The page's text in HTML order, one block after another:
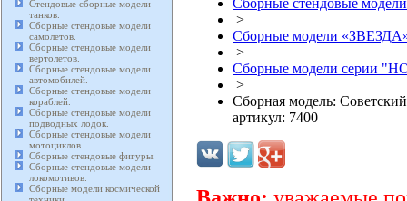
Стендовые сборные модели
танков.
Сборные стендовые модели
самолетов.
Сборные стендовые модели
вертолетов.
Сборные стендовые модели
автомобилей.
Сборные стендовые модели
кораблей.
Сборные стендовые модели
подводных лодок.
Сборные стендовые модели
мотоциклов.
Сборные стендовые фигуры.
Сборные стендовые модели
локомотивов.
Сборные модели космической
Сборные стендовые
>
Сборные модели
>
Сборные модели серии
>
Сборная модель:
артикул: 7400